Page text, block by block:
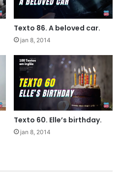
Texto 86. A beloved car.
jan 8, 2014
Texto 60. Elle’s birthday.
jan 8, 2014